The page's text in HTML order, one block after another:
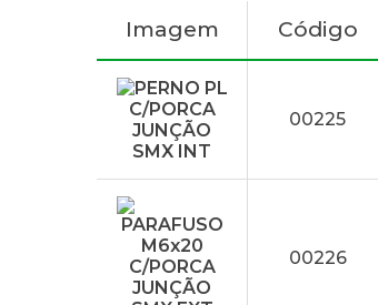
Imagem Código
00225
00226